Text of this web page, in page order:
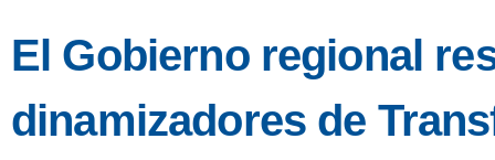
El Gobierno regional
dinamizadores de